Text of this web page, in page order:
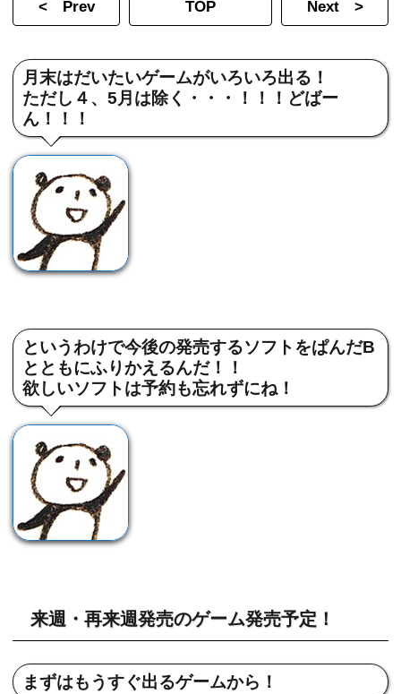
< Prev TOP Next >
月末はだいたいゲームがいろいろ出る！
ただし４、5月は除く・・・！！！どばー
ん！！！
というわけで今後の発売するソフトをぱんだB
とともにふりかえるんだ！！
欲しいソフトは予約も忘れずにね！
来週・再来週発売のゲーム発売予定！
まずはもうすぐ出るゲームから！